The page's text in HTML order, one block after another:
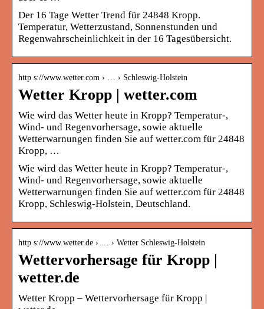
Der 16 Tage Wetter Trend für 24848 Kropp.
Temperatur, Wetterzustand, Sonnenstunden und
Regenwahrscheinlichkeit in der 16 Tagesübersicht.
http s://www.wetter.com › … › Schleswig-Holstein
Wetter Kropp | wetter.com
Wie wird das Wetter heute in Kropp? Temperatur-,
Wind- und Regenvorhersage, sowie aktuelle
Wetterwarnungen finden Sie auf wetter.com für 24848
Kropp, …
Wie wird das Wetter heute in Kropp? Temperatur-,
Wind- und Regenvorhersage, sowie aktuelle
Wetterwarnungen finden Sie auf wetter.com für 24848
Kropp, Schleswig-Holstein, Deutschland.
http s://www.wetter.de › … › Wetter Schleswig-Holstein
Wettervorhersage für Kropp |
wetter.de
Wetter Kropp – Wettervorhersage für Kropp |